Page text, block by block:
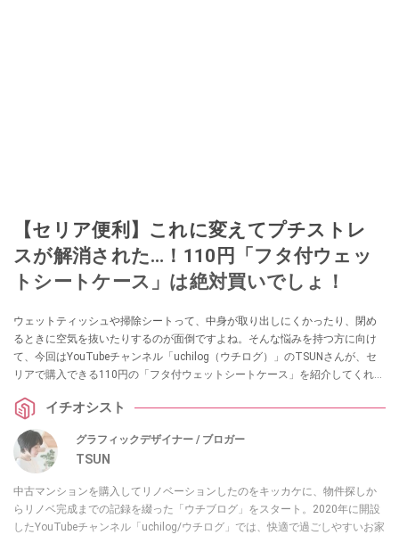
【セリア便利】これに変えてプチストレ
スが解消された…！110円「フタ付ウェッ
トシートケース」は絶対買いでしょ！
ウェットティッシュや掃除シートって、中身が取り出しにくかったり、閉め
るときに空気を抜いたりするのが面倒ですよね。そんな悩みを持つ方に向け
て、今回はYouTubeチャンネル「uchilog（ウチログ）」のTSUNさんが、セ
リアで購入できる110円の「フタ付ウェットシートケース」を紹介してくれま
ください。イチオシスト
グラフィックデザイナー / ブロガー
TSUN
中古マンションを購入してリノベーションしたのをキッカケに、物件探しか
らリノベ完成までの記録を綴った「ウチブログ」をスタート。2020年に開設
したYouTubeチャンネル「uchilog/ウチログ」では、快適で過ごしやすいお家